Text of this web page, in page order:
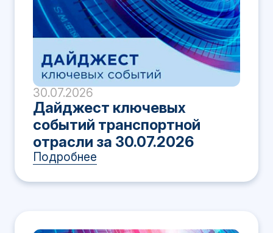
30.07.2026
Дайджест ключевых
событий транспортной
отрасли за 30.07.2026
Подробнее